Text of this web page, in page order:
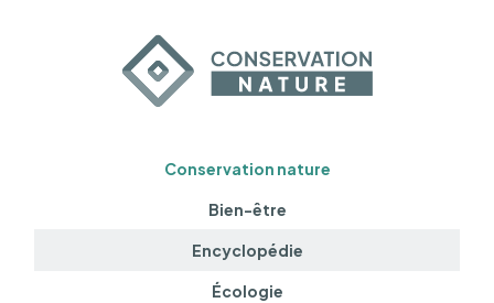
Conservation nature
Bien-être
Encyclopédie
Écologie